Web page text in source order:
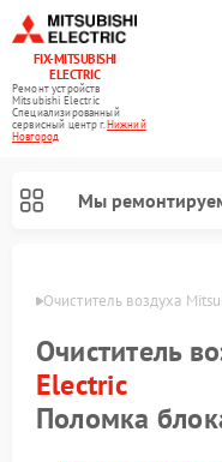
FIX-MITSUBISHI
ELECTRIC
Ремонт устройств
Mitsubishi Electric
Специализированный
cервисный центр г.Нижний
Новгород
Мы
Очиститель воздуха
Очиститель
Electric
Поломка